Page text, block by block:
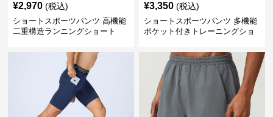
¥2,970 (税込)
ショートスポーツパンツ 高機能
二重構造ランニングショート
¥3,350 (税込)
ショートスポーツパンツ 多機能
ポケット付きトレーニングショ